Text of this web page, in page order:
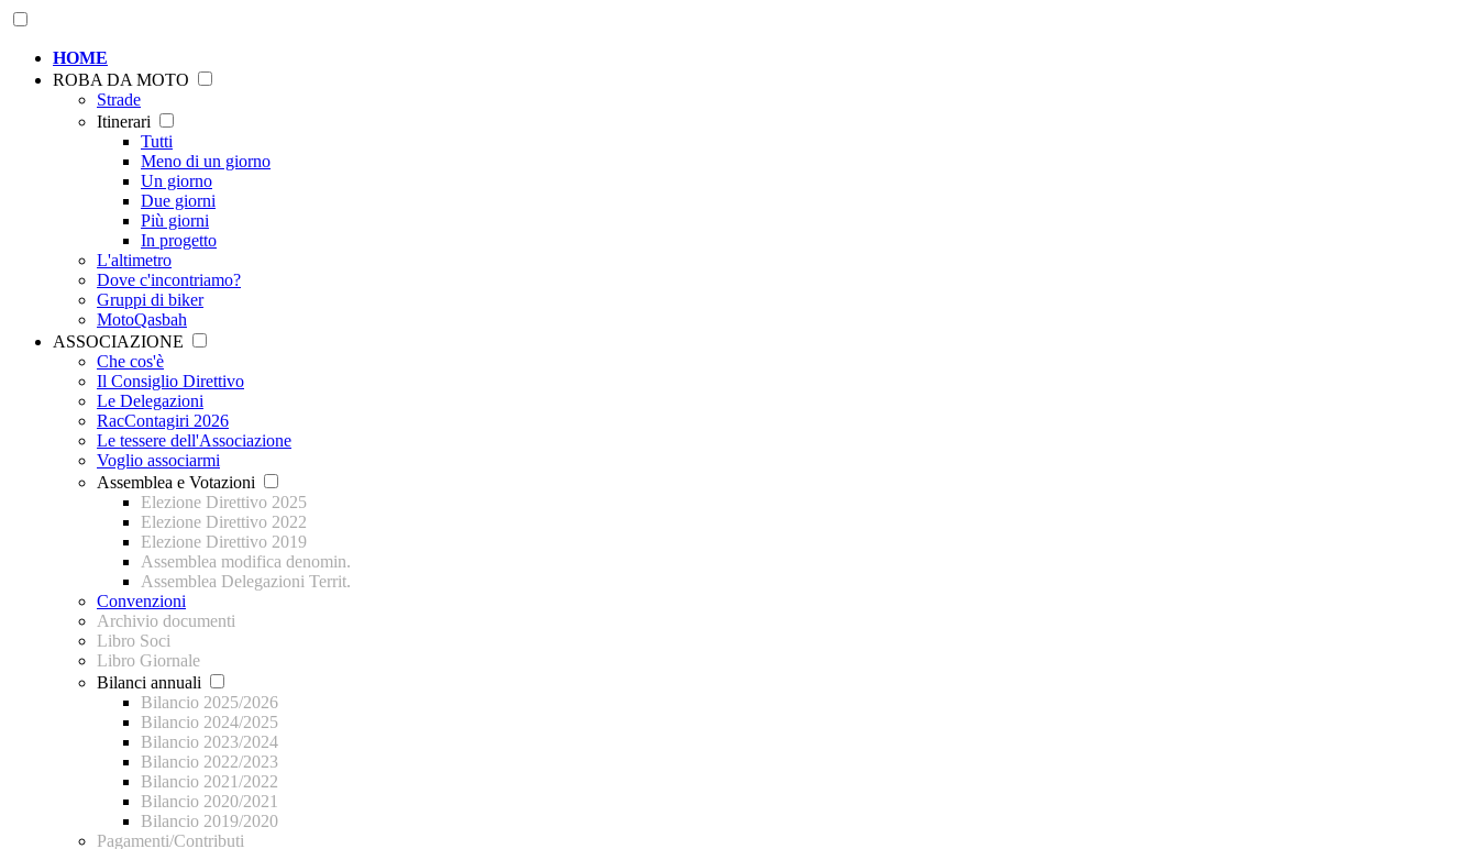
HOME
ROBA DA MOTO
Strade
Itinerari
Tutti
Meno di un giorno
Un giorno
Due giorni
Più giorni
In progetto
L'altimetro
Dove c'incontriamo?
Gruppi di biker
MotoQasbah
ASSOCIAZIONE
Che cos'è
Il Consiglio Direttivo
Le Delegazioni
RacContagiri 2026
Le tessere dell'Associazione
Voglio associarmi
Assemblea e Votazioni
Elezione Direttivo 2025
Elezione Direttivo 2022
Elezione Direttivo 2019
Assemblea modifica denomin.
Assemblea Delegazioni Territ.
Convenzioni
Archivio documenti
Libro Soci
Libro Giornale
Bilanci annuali
Bilancio 2025/2026
Bilancio 2024/2025
Bilancio 2023/2024
Bilancio 2022/2023
Bilancio 2021/2022
Bilancio 2020/2021
Bilancio 2019/2020
Pagamenti/Contributi